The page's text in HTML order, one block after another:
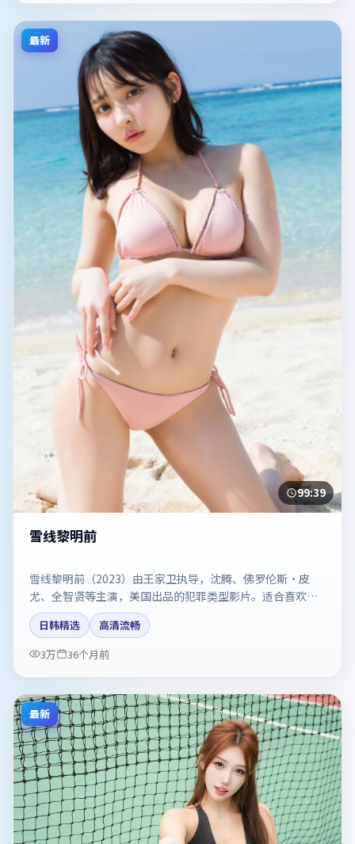
最新
99:39
雪线黎明前
雪线黎明前（2023）由王家卫执导，沈腾、佛罗伦斯·皮
尤、全智贤等主演，美国出品的犯罪类型影片。适合喜欢强
情节与反转的观众。剧情简介与主创信息可供检索参考，上
映日期以片方资料为准。
日韩精选
高清流畅
3万
36个月前
最新